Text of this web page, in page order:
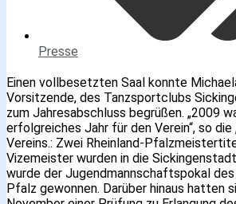
Presse
Einen vollbesetzten Saal konnte
Vorsitzende, des Tanzsportclubs
zum Jahresabschluss begrüßen. „2009
erfolgreiches Jahr für den Verein“, so die
Vereins.: Zwei Rheinland-
Vizemeister wurden in die
wurde der Jugendmannschaftspokal des
Pfalz gewonnen. Darüber hinaus hatten